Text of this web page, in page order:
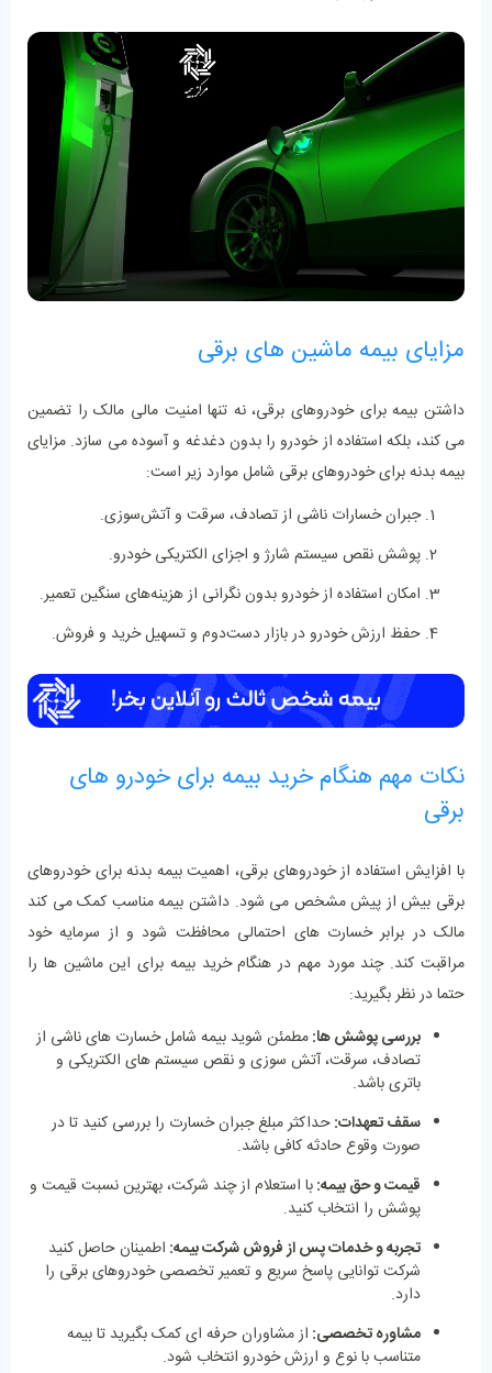
مزایای بیمه ماشین ‌های برقی
داشتن بیمه برای خودروهای برقی، نه تنها امنیت مالی مالک را تضمین
می‌ کند، بلکه استفاده از خودرو را بدون دغدغه و آسوده می ‌سازد. مزایای
بیمه بدنه برای خودروهای برقی شامل موارد زیر است:
جبران خسارات ناشی از تصادف، سرقت و آتش‌سوزی.
پوشش نقص سیستم شارژ و اجزای الکتریکی خودرو.
امکان استفاده از خودرو بدون نگرانی از هزینه‌های سنگین تعمیر.
حفظ ارزش خودرو در بازار دست‌دوم و تسهیل خرید و فروش.
نکات مهم هنگام خرید بیمه برای خودرو های
برقی
با افزایش استفاده از خودروهای برقی، اهمیت بیمه بدنه برای خودروهای
برقی بیش از پیش مشخص می‌ شود. داشتن بیمه مناسب کمک می‌ کند
مالک در برابر خسارت‌ های احتمالی محافظت شود و از سرمایه خود
مراقبت کند. چند مورد مهم در هنگام خرید بیمه برای این ماشین ها را
حتما در نظر بگیرید:
بررسی پوشش ‌ها:مطمئن شوید بیمه شامل خسارت‌ های ناشی از
تصادف، سرقت، آتش‌ سوزی و نقص سیستم ‌های الکتریکی و
باتری باشد.
سقف تعهدات:حداکثر مبلغ جبران خسارت را بررسی کنید تا در
صورت وقوع حادثه کافی باشد.
قیمت و حق بیمه:با استعلام از چند شرکت، بهترین نسبت قیمت و
پوشش را انتخاب کنید.
تجربه و خدمات پس از فروش شرکت بیمه: اطمینان حاصل کنید
شرکت توانایی پاسخ سریع و تعمیر تخصصی خودروهای برقی را
دارد.
مشاوره تخصصی: از مشاوران حرفه ‌ای کمک بگیرید تا بیمه
متناسب با نوع و ارزش خودرو انتخاب شود.